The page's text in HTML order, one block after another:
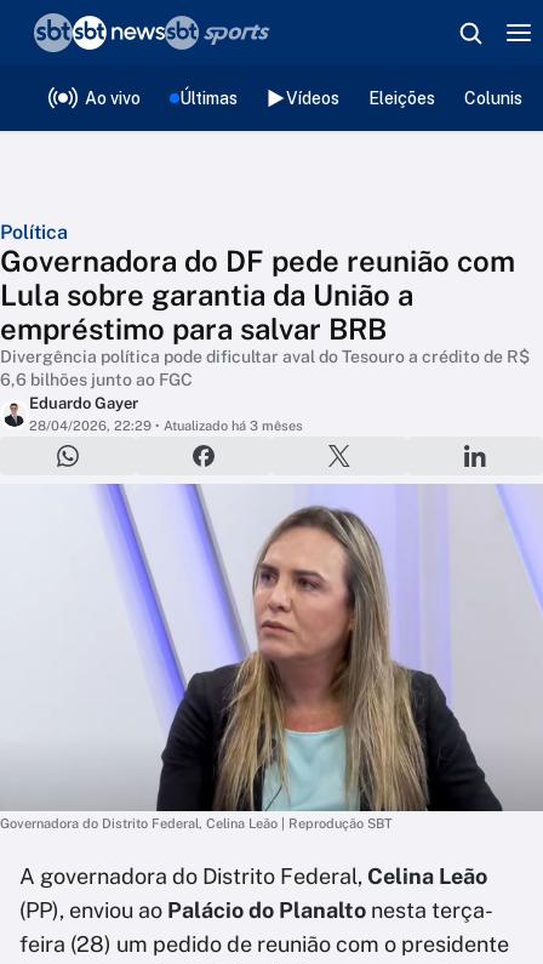
Ao vivo Últimas Vídeos Eleições
Política
Governadora do DF pede reunião com
Lula sobre garantia da União a
empréstimo para salvar BRB
Divergência política pode dificultar aval do Tesouro a crédito de R$
6,6 bilhões junto ao FGC
Eduardo Gayer
28/04/2026, 22:29 • Atualizado há 3 mêses
Governadora do Distrito Federal, Celina Leão | Reprodução SBT
A governadora do Distrito Federal, Celina Leão
(PP), enviou ao Palácio do Planalto nesta terça-
feira (28) um pedido de reunião com o presidente
❮voltar
Editorias